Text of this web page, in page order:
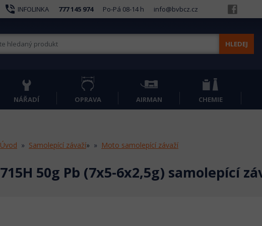
phone_in_talk INFOLINKA 777 145 974 Po-Pá 08-14 h info@bvbcz.cz
HLEDEJ
NÁŘADÍ OPRAVA AIRMAN CHEMIE
Úvod Samolepící závaží» Moto samolepící závaží
715H 50g Pb (7x5-6x2,5g) samolepící